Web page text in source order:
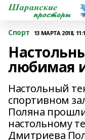
Спорт 13 МАРТА 2018,
любимая
Настольный
спортивном
Поляна
настольному
Дмитриева